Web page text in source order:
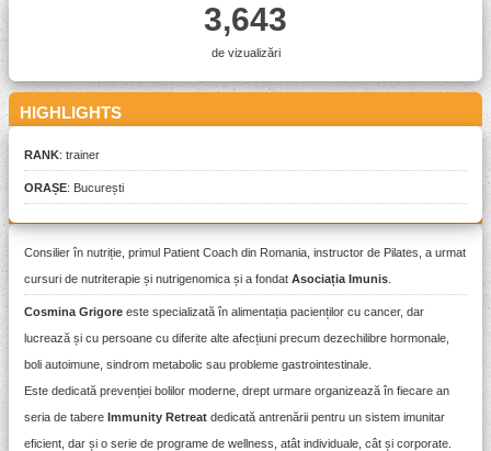
3,643
de vizualizări
HIGHLIGHTS
RANK: trainer
ORAȘE: București
PREZENTARE
Consilier în nutriție, primul Patient Coach din Romania, instructor de Pilates, a urmat
cursuri de nutriterapie și nutrigenomica și a fondat Asociația Imunis
Cosmina Grigore este specializată în alimentația pacienților cu cancer, dar
lucrează și cu persoane cu diferite alte afecțiuni precum dezechilibre hormonale,
boli autoimune, sindrom metabolic sau probleme gastrointestinale.
Este dedicată prevenției bolilor moderne, drept urmare organizează în fiecare an
seria de tabere Immunity Retreat dedicată antrenării pentru un sistem imunitar
eficient, dar și o serie de programe de wellness, atât individuale, cât și corporate.